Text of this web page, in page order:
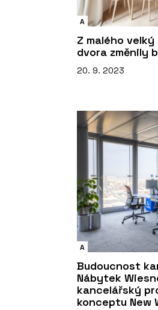
A
Z malého
dvora změnily
20. 9. 2023
A
Budoucnost
Nábytek
kancelářský
konceptu New